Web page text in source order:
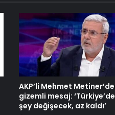
AKP’li Mehmet
gizemli mesaj:
şey değişecek, az kaldı’